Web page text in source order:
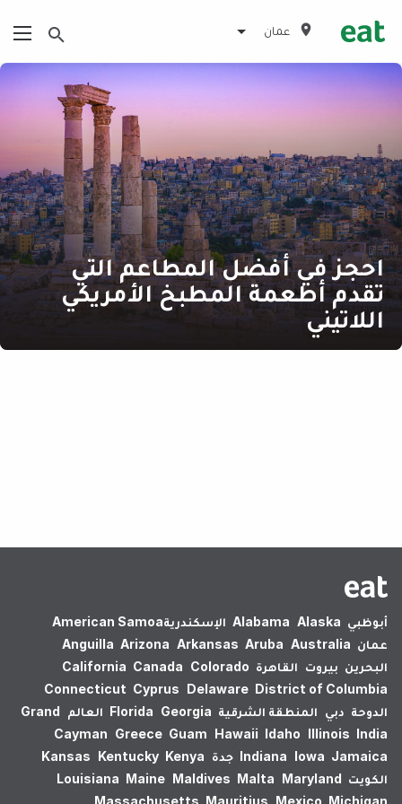
عمان
احجز في أفضل المطاعم التي
تقدم أطعمة المطبخ الأمريكي
اللاتيني
أبوظبي Alabama Alaska الإسكندرية‎American Samoa
عمان
Anguilla Arizona Arkansas Aruba Australia
البحرين بيروت القاهرة California Canada Colorado
Connecticut Cyprus Delaware District of Columbia
الدوحة دبي المنطقة الشرقية Florida Georgia العالم
Grand
Cayman Greece Guam Hawaii Idaho Illinois India
Indiana Iowa Jamaica جدة Kansas Kentucky Kenya
الكويت
Louisiana Maine Maldives Malta Maryland